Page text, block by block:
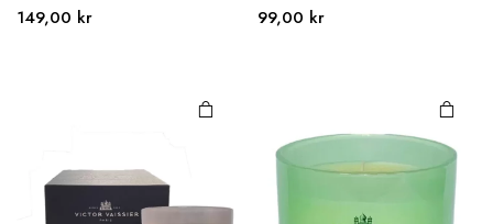
149,00 kr
99,00 kr